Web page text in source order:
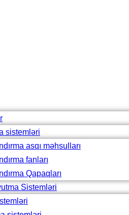
sistemləri
asqı məhsulları
fanları
Qapaqları
Sistemləri